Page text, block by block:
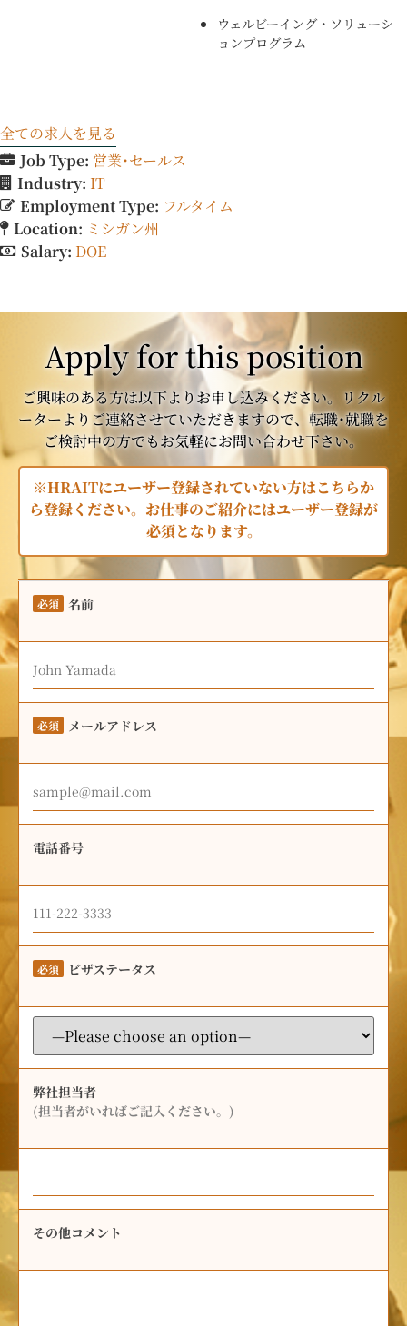
ウェルビーイング・ソリューシ
ョンプログラム
全ての求人を見る
Job Type: 営業･セールス
Industry: IT
Employment Type: フルタイム
Location: ミシガン州
Salary: DOE
Apply for this position
ご興味のある方は以下よりお申し込みください。リクル
ーターよりご連絡させていただきますので、転職･就職を
ご検討中の方でもお気軽にお問い合わせ下さい。
※HRAITにユーザー登録されていない方はこちらか
ら登録ください。お仕事のご紹介にはユーザー登録が
必須となります。
必須 名前
必須 メールアドレス
電話番号
必須 ビザステータス
弊社担当者
(担当者がいればご記入ください。)
その他コメント